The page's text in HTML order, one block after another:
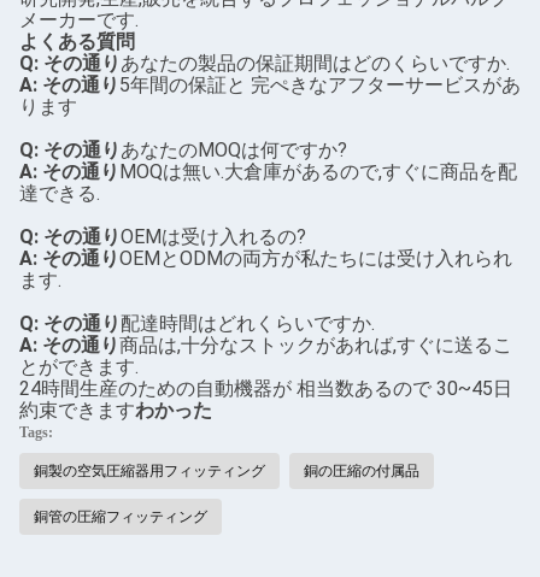
メーカーです.
よくある質問
Q: その通り あなたの製品の保証期間はどのくらいですか.
A: その通り 5年間の保証と 完ぺきなアフターサービスがあ
ります
Q: その通り あなたのMOQは何ですか?
A: その通り MOQは無い.大倉庫があるので,すぐに商品を配
達できる.
Q: その通りOEMは受け入れるの?
A: その通りOEMとODMの両方が私たちには受け入れられ
ます.
Q: その通り 配達時間はどれくらいですか.
A: その通り商品は,十分なストックがあれば,すぐに送るこ
とができます.
24時間生産のための自動機器が 相当数あるので 30~45日
約束できますわかった
Tags:
銅製の空気圧縮器用フィッティング 銅の圧縮の付属品
銅管の圧縮フィッティング